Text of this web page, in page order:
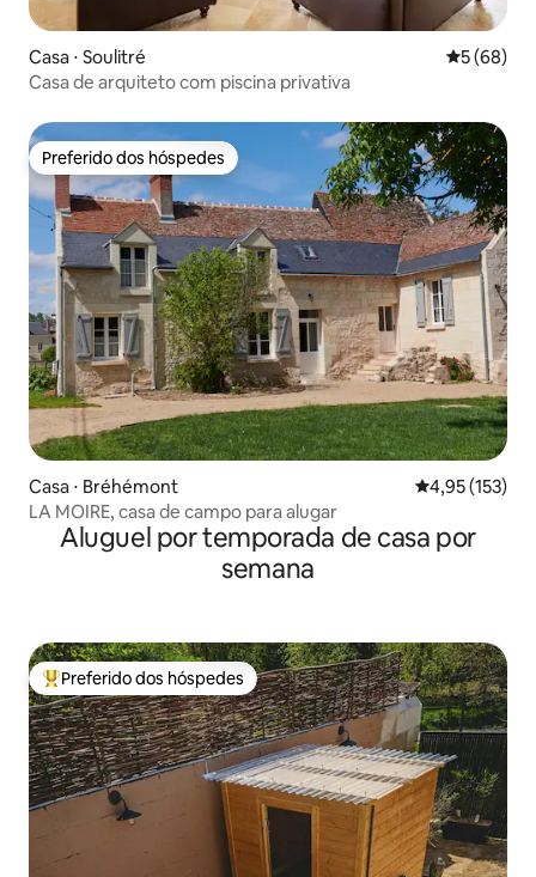
Casa ⋅ Soulitré 5 de uma
5 (68)
Casa de arquiteto com piscina privativa
Preferido dos hóspedes
Preferido dos hóspedes
Casa ⋅ Bréhémont 4,95 de uma
4,95 (153)
LA MOIRE, casa de campo para alugar
Aluguel por temporada de casa por
semana
Entre os melhores preferidos dos hóspedes
Preferido dos hóspedes